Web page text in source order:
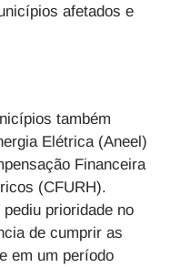
afetados e
também
Elétrica (Aneel)
Financeira
(CFURH).
prioridade no
de cumprir as
em um período